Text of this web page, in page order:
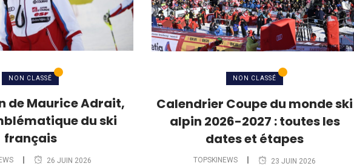
NON CLASSÉ
de Maurice Adrait,
du ski
français
26 JUIN 2026
NON CLASSÉ
Calendrier Coupe du monde ski
alpin 2026-2027 : toutes les
dates et étapes
TOPSKINEWS 23 JUIN 2026